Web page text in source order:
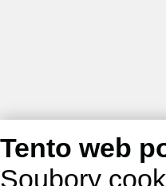
Tento web
Soubory